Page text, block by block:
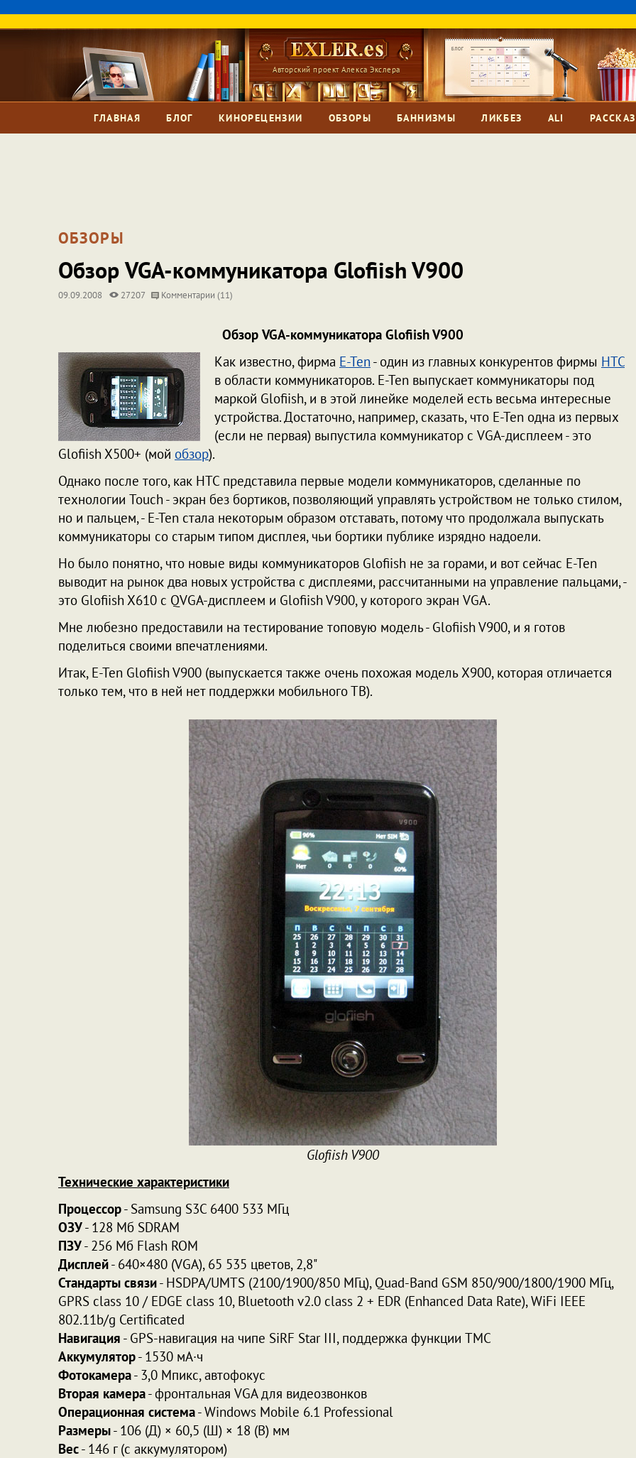
Авторский проект Алекса Экслера
ГЛАВНАЯ БЛОГ КИНОРЕЦЕНЗИИ ОБЗОРЫ БАННИЗМЫ ЛИКБЕЗ ALI
ОБЗОРЫ
Обзор VGA-коммуникатора Glofiish V900
09.09.2008 27207 Комментарии (11)
Обзор VGA-коммуникатора Glofiish V900
Как известно, фирма E-Ten - один из главных конкурентов фирмы HTC
в области коммуникаторов. E-Ten выпускает коммуникаторы под
маркой Glofiish, и в этой линейке моделей есть весьма интересные
устройства. Достаточно, например, сказать, что E-Ten одна из первых
(если не первая) выпустила коммуникатор с VGA-дисплеем - это
Glofiish X500+ (мой обзор).
Однако после того, как HTC представила первые модели коммуникаторов, сделанные по
технологии Touch - экран без бортиков, позволяющий управлять устройством не только стилом,
но и пальцем, - E-Ten стала некоторым образом отставать, потому что продолжала выпускать
коммуникаторы со старым типом дисплея, чьи бортики публике изрядно надоели.
Но было понятно, что новые виды коммуникаторов Glofiish не за горами, и вот сейчас E-Ten
выводит на рынок два новых устройства с дисплеями, рассчитанными на управление пальцами, -
это Glofiish X610 с QVGA-дисплеем и Glofiish V900, у которого экран VGA.
Мне любезно предоставили на тестирование топовую модель - Glofiish V900, и я готов
поделиться своими впечатлениями.
Итак, E-Ten Glofiish V900 (выпускается также очень похожая модель X900, которая отличается
только тем, что в ней нет поддержки мобильного ТВ).
Glofiish V900
Технические характеристики
Процессор- Samsung S3C 6400 533 МГц
ОЗУ- 128 Мб SDRAM
ПЗУ- 256 Мб Flash ROM
Дисплей- 640×480 (VGA), 65 535 цветов, 2,8"
Стандарты связи- HSDPA/UMTS (2100/1900/850 МГц), Quad-Band GSM 850/900/1800/1900 МГц,
GPRS class 10 / EDGE class 10, Bluetooth v2.0 class 2 + EDR (Enhanced Data Rate), WiFi IEEE
802.11b/g Certificated
Навигация - GPS-навигация на чипе SiRF Star III, поддержка функции TMC
Аккумулятор- 1530 мА·ч
Фотокамера- 3,0 Мпикс, автофокус
Вторая камера- фронтальная VGA для видеозвонков
Операционная система- Windows Mobile 6.1 Professional
Размеры- 106 (Д) × 60,5 (Ш) × 18 (В) мм
Вес- 146 г (с аккумулятором)